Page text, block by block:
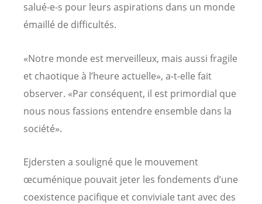
salué-e-s pour leurs aspirations dans un monde
émaillé de difficultés.
«Notre monde est merveilleux, mais aussi fragile
et chaotique à l’heure actuelle», a-t-elle fait
observer. «Par conséquent, il est primordial que
nous nous fassions entendre ensemble dans la
société».
Ejdersten a souligné que le mouvement
œcuménique pouvait jeter les fondements d’une
coexistence pacifique et conviviale tant avec des